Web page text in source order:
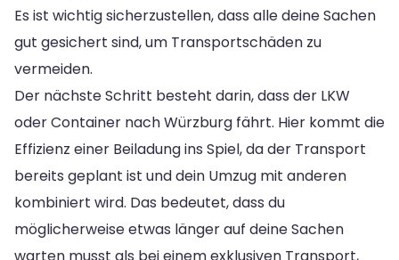
Es ist wichtig sicherzustellen, dass alle deine Sachen
gut gesichert sind, um Transportschäden zu
vermeiden.
Der nächste Schritt besteht darin, dass der LKW
oder Container nach Würzburg fährt. Hier kommt die
Effizienz einer Beiladung ins Spiel, da der Transport
bereits geplant ist und dein Umzug mit anderen
kombiniert wird. Das bedeutet, dass du
möglicherweise etwas länger auf deine Sachen
warten musst als bei einem exklusiven Transport,